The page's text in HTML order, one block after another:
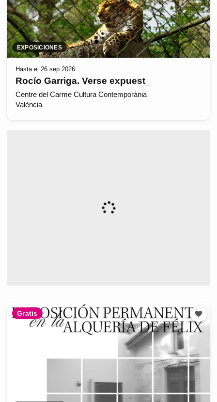
EXPOSICIONES
Hasta el 26 sep 2026
Rocío Garriga. Verse expuest_
Centre del Carme Cultura Contemporània
València
Gratis